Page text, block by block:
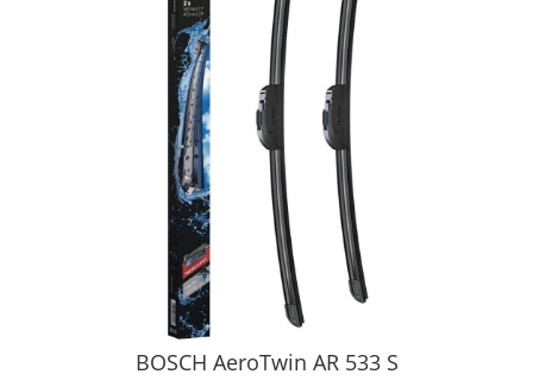
BOSCH AeroTwin AR 533 S